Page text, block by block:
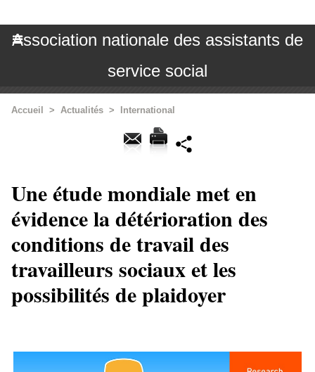
Association nationale des assistants de
service social
Accueil > Actualités > International
Une étude mondiale met en
évidence la détérioration des
conditions de travail des
travailleurs sociaux et les
possibilités de plaidoyer